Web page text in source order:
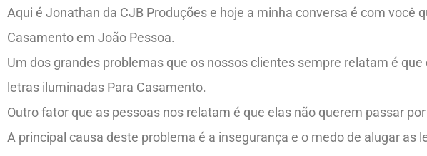
Aqui é Jonathan da CJB Produções e hoje a minha conversa é com você
Casamento em João Pessoa.
Um dos grandes problemas que os nossos clientes sempre relatam é
letras iluminadas Para Casamento.
Outro fator que as pessoas nos relatam é que elas não querem passar
A principal causa deste problema é a insegurança e o medo de alugar